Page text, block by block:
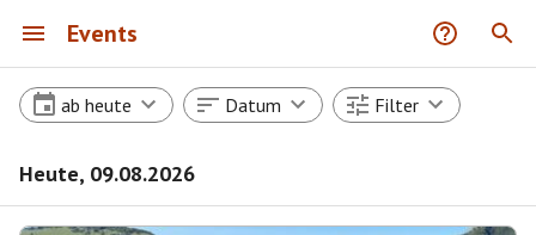
Events
ab heute Datum Filter
Heute, 09.08.2026